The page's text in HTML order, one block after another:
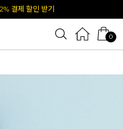
즉시 할인 쿠폰
0